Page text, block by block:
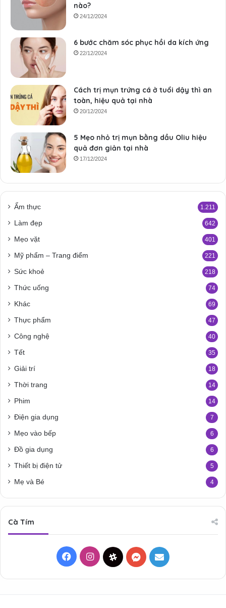
nào?
24/12/2024
6 bước chăm sóc phục hồi da kích ứng
22/12/2024
Cách trị mụn trứng cá ở tuổi dậy thì an
toàn, hiệu quả tại nhà
20/12/2024
5 Mẹo nhỏ trị mụn bằng dầu Oliu hiệu
quả đơn giản tại nhà
17/12/2024
Ẩm thực 1.211
Làm đẹp 642
Mẹo vặt 401
Mỹ phẩm – Trang điểm 221
Sức khoẻ 218
Thức uống 74
Khác 69
Thực phẩm 47
Công nghệ 40
Tết 35
Giải trí 18
Thời trang 14
Phim 14
Điện gia dụng 7
Mẹo vào bếp 6
Đồ gia dụng 6
Thiết bị điện tử 5
Mẹ và Bé 4
Cà Tím
FacebookInstagramThreadsMessenger
Mail